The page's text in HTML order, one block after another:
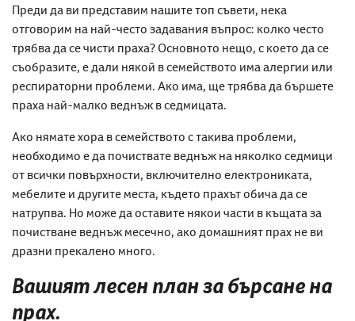
Преди да ви представим нашите топ съвети, нека
отговорим на най-често задавания въпрос: колко често
трябва да се чисти праха? Основното нещо, с което да се
съобразите, е дали някой в семейството има алергии или
респираторни проблеми. Ако има, ще трябва да бършете
праха най-малко веднъж в седмицата.
Ако нямате хора в семейството с такива проблеми,
необходимо е да почиствате веднъж на няколко седмици
от всички повърхности, включително електрониката,
мебелите и другите места, където прахът обича да се
натрупва. Но може да оставите някои части в къщата за
почистване веднъж месечно, ако домашният прах не ви
дразни прекалено много.
Вашият лесен план за бърсане на
прах.